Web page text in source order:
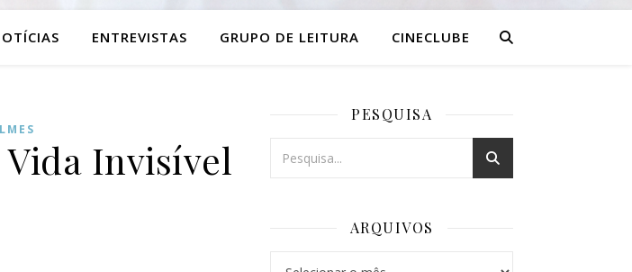
ENTREVISTAS GRUPO DE LEITURA CINECLUBE
Vida Invisível
PESQUISA
ARQUIVOS